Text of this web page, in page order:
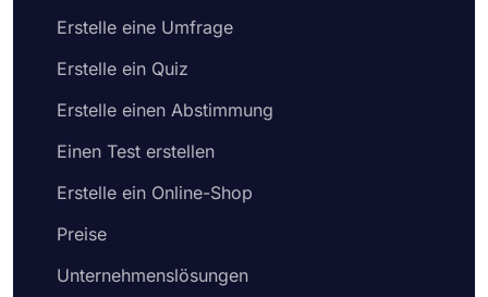
Erstelle eine Umfrage
Erstelle ein Quiz
Erstelle einen Abstimmung
Einen Test erstellen
Erstelle ein Online-Shop
Preise
Unternehmenslösungen